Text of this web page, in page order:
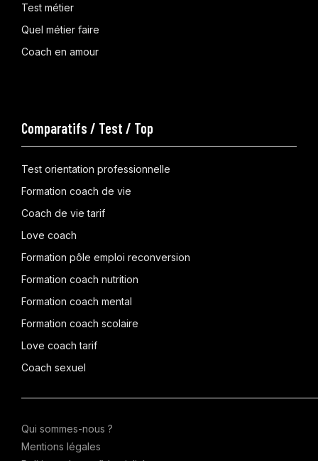
Test métier
Quel métier faire
Coach en amour
Comparatifs / Test / Top
Test orientation professionnelle
Formation coach de vie
Coach de vie tarif
Love coach
Formation pôle emploi reconversion
Formation coach nutrition
Formation coach mental
Formation coach scolaire
Love coach tarif
Coach sexuel
Qui sommes-nous ?
Mentions légales